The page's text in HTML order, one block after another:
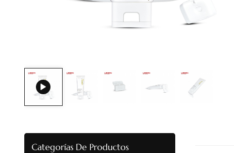
Categorías De Productos